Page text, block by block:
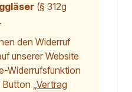
(§ 312g
den Widerruf
unserer Website
Widerrufsfunktion
„Vertrag